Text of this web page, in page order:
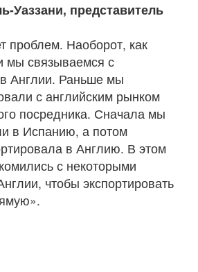
Уаззани, представитель
проблем. Наоборот, как
мы связываемся с
Англии. Раньше мы
с английским рынком
посредника. Сначала мы
в Испанию, а потом
в Англию. В этом
с некоторыми
чтобы экспортировать